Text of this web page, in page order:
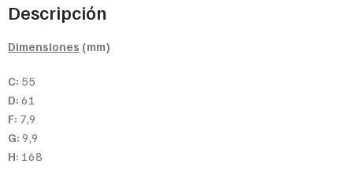
Descripción
Dimensiones (mm)
C: 55
D: 61
F: 7,9
G: 9,9
H: 168